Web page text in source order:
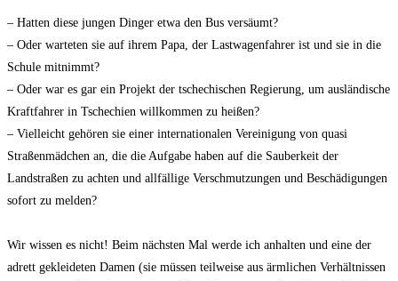
– Hatten diese jungen Dinger etwa den Bus versäumt?
– Oder warteten sie auf ihrem Papa, der Lastwagenfahrer ist und sie in die
Schule mitnimmt?
– Oder war es gar ein Projekt der tschechischen Regierung, um ausländische
Kraftfahrer in Tschechien willkommen zu heißen?
– Vielleicht gehören sie einer internationalen Vereinigung von quasi
Straßenmädchen an, die die Aufgabe haben auf die Sauberkeit der
Landstraßen zu achten und allfällige Verschmutzungen und Beschädigungen
sofort zu melden?
Wir wissen es nicht! Beim nächsten Mal werde ich anhalten und eine der
adrett gekleideten Damen (sie müssen teilweise aus ärmlichen Verhältnissen